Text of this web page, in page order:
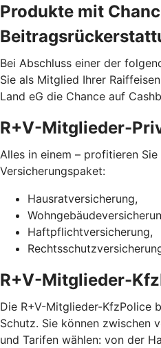
Produkte mit
Bei Abschluss einer der
Sie als Mitglied Ihrer
Land eG die Chance auf
R+V-Mitglieder-
Alles in einem – profitieren Sie
Versicherungspaket:
Hausratversicherung,
Haftpflichtversicherung,
R+V-Mitglieder-
Die R+V-Mitglieder-KfzPolice
Schutz. Sie können zwischen
und Tarifen wählen: von der